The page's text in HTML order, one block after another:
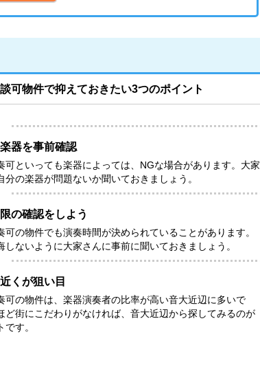
可物件で抑えておきたい3つのポイント
器を事前確認
可といっても楽器によっては、NGな場合があります。大家
分の楽器が問題ないか聞いておきましょう。
の確認をしよう
可の物件でも演奏時間が決められていることがあります。
しないように大家さんに事前に聞いておきましょう。
くが狙い目
可の物件は、楽器演奏者の比率が高い音大近辺に多いで
ど街にこだわりがなければ、音大近辺から探してみるのが
です。